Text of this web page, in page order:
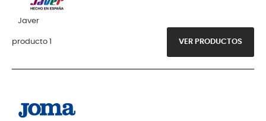
Javer
producto 1 VER PRODUCTOS